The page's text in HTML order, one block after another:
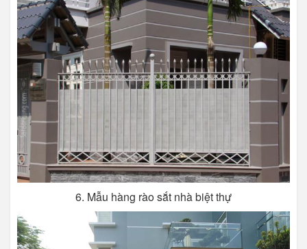
6. Mẫu hàng rào sắt nhà biệt thự